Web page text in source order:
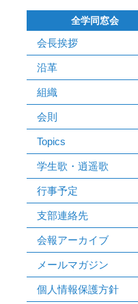
全学同窓会
会長挨拶
沿革
組織
会則
Topics
学生歌・逍遥歌
行事予定
支部連絡先
会報アーカイブ
メールマガジン
個人情報保護方針